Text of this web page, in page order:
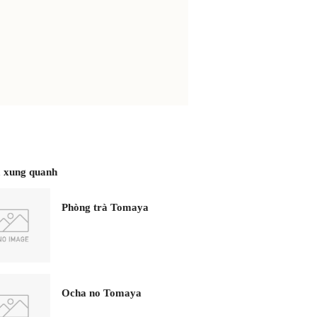
quanh
Phòng trà Tomaya
Ocha no Tomaya